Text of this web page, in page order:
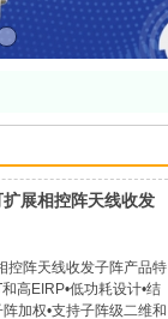
展相控阵天线收发
控阵天线收发子阵产品特
高EIRP•低功耗设计•结
加权•支持子阵级二维和